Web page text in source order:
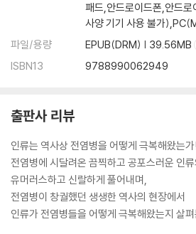
패드,안드로이드폰,안드
사양 기기 사용 불가
파일/용량
EPUB(DRM) | 39.56MB
ISBN13
9788990062949
출판사 리뷰
인류는 역사상 전염병을 어떻게 극복해왔는가!
전염병에 시달려온 끔찍하고 공포스러운 인
유머러스하고 신랄하게 풀어내며,
전염병이 창궐했던 생생한 역사의 현장에서
인류가 전염병들을 어떻게 극복해왔는지 살